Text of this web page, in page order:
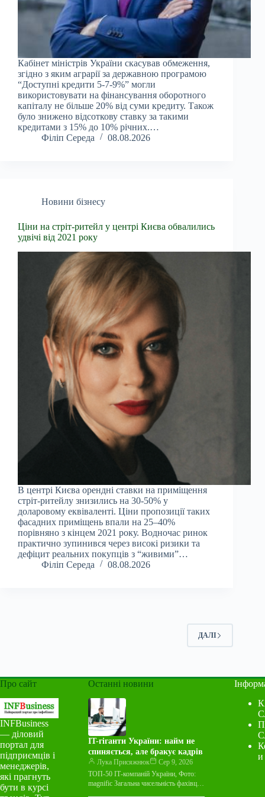
Кабінет міністрів України скасував обмеження,
згідно з яким аграрії за державною програмою
“Доступні кредити 5-7-9%” могли
використовувати на фінансування оборотного
капіталу не більше 20% від суми кредиту. Також
було знижено відсоткову ставку за такими
кредитами з 15% до 10% річних.…
Філіп Середа
08.08.2026
Новини бізнесу
Ціни на стріт-ритейл у центрі Києва обвалились
удвічі від 2021 року
В центрі Києва орендні ставки на приміщення
стріт-ритейлу знизились на 30-50% у
доларовому еквіваленті. Ціни пропозиції таких
фасадних приміщень впали на 25–40%
порівняно з кінцем 2021 року. Водночас ринок
практично зупинився через високі ризики та
дефіцит реальних покупців з “живими”…
Філіп Середа
08.08.2026
ДАЛІ
Про сайт
INFBusiness
— діловий
портал для
підприємців і
менеджерів,
які прагнуть
бути в курсі
Останні новини
IT-гіганти України: найм не
спиняється, але бракує кадрів
Лука Присяжнюк
Сер 9, 2026
ТОП-50 ІТ-компаній України, Фото:
magnific Загальна чисельність фахівців
и